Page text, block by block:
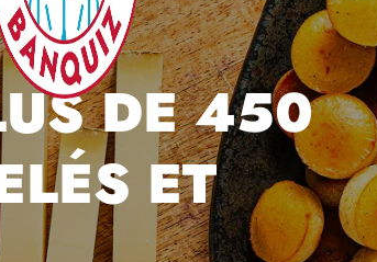
DE 450
ET